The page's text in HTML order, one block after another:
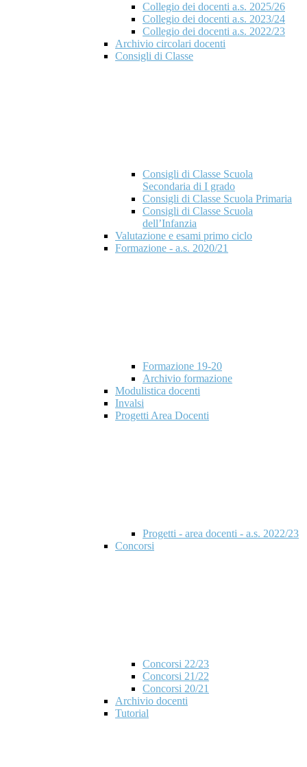
Collegio dei docenti a.s. 2025/26
Collegio dei docenti a.s. 2023/24
Collegio dei docenti a.s. 2022/23
Archivio circolari docenti
Consigli di Classe
Consigli di Classe Scuola
Secondaria di I grado
Consigli di Classe Scuola Primaria
Consigli di Classe Scuola
dell’Infanzia
Valutazione e esami primo ciclo
Formazione - a.s. 2020/21
Formazione 19-20
Archivio formazione
Modulistica docenti
Invalsi
Progetti Area Docenti
Progetti - area docenti - a.s. 2022/23
Concorsi
Concorsi 22/23
Concorsi 21/22
Concorsi 20/21
Archivio docenti
Tutorial